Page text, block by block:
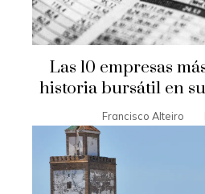
Las 10 empresas
historia bursátil en
Francisco Alteiro